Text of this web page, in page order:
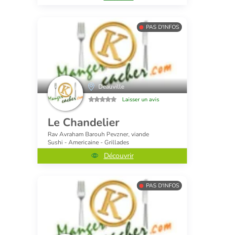
PAS D'INFOS
Deauville
Laisser un avis
Le Chandelier
Rav Avraham Barouh Pevzner, viande
Sushi - Americaine - Grillades
Découvrir
PAS D'INFOS